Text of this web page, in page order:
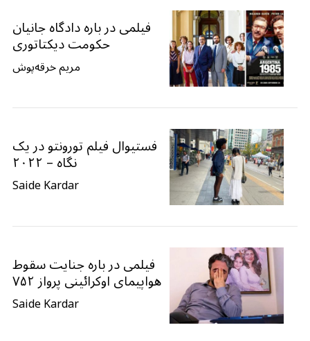
فیلمی در باره دادگاه جانیان
حکومت دیکتاتوری
مریم خرقه‌پوش
فستیوال فیلم تورونتو در یک
نگاه – ۲۰۲۲
Saide Kardar
فیلمی در باره جنایت سقوط
هواپیمای اوکرائینی پرواز ۷۵۲
Saide Kardar